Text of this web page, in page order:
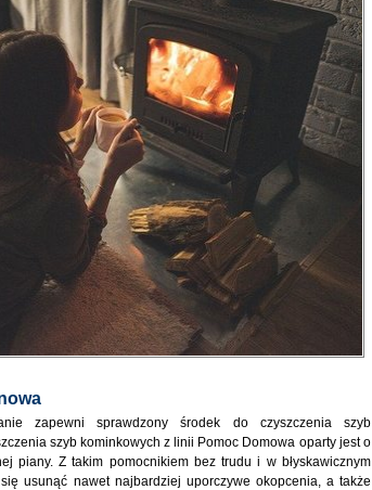
zapewni sprawdzony środek do czyszczenia szyb
szyb kominkowych z linii Pomoc Domowa oparty jest o
piany. Z takim pomocnikiem bez trudu i w błyskawicznym
usunąć nawet najbardziej uporczywe okopcenia, a także